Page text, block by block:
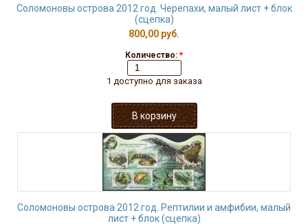
Соломоновы острова 2012 год. Черепахи, малый лист + блок
(сцепка)
800,00 руб.
Количество: *
1 доступно для заказа
Соломоновы острова 2012 год. Рептилии и амфибии, малый
лист + блок (сцепка)